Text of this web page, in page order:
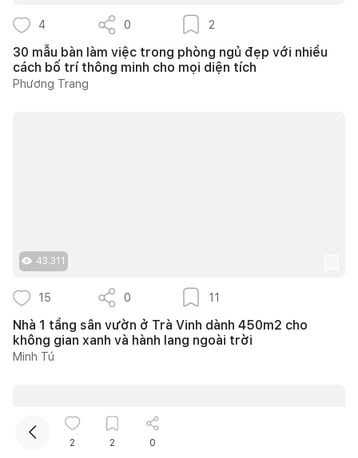
4 0 2
30 mẫu bàn làm việc trong phòng ngủ đẹp với nhiều
cách bố trí thông minh cho mọi diện tích
Phương Trang
43.311
15 0 11
Nhà 1 tầng sân vườn ở Trà Vinh dành 450m2 cho
không gian xanh và hành lang ngoài trời
Minh Tú
2 2 0
Mua sắm hoàn thiện nhà